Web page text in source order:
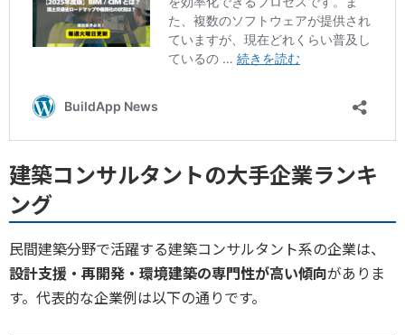
建築コンサルタントの大手企業ランキ
ング
民間建築分野で活躍する建築コンサルタント系の企業は、
設計支援・再開発・環境建築の専門性が高い傾向がありま
す。代表的な企業例は以下の通りです。